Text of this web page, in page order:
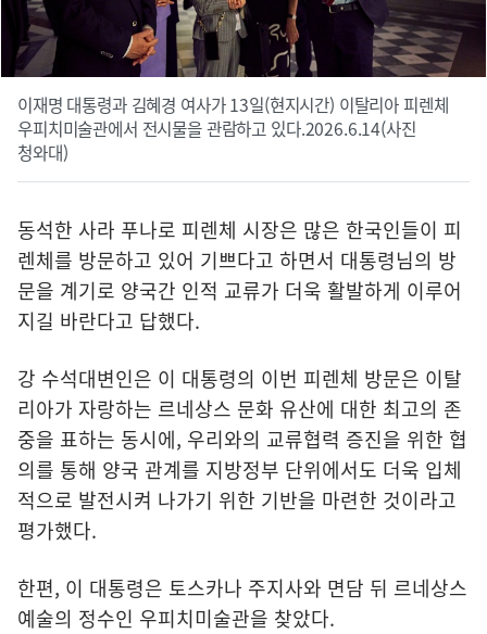
이재명 대통령과 김혜경 여사가 13일(현지시간) 이탈리아 피렌체
우피치미술관에서 전시물을 관람하고 있다.2026.6.14(사진
청와대)
동석한 사라 푸나로 피렌체 시장은 많은 한국인들이 피
렌체를 방문하고 있어 기쁘다고 하면서 대통령님의 방
문을 계기로 양국간 인적 교류가 더욱 활발하게 이루어
지길 바란다고 답했다.
강 수석대변인은 이 대통령의 이번 피렌체 방문은 이탈
리아가 자랑하는 르네상스 문화 유산에 대한 최고의 존
중을 표하는 동시에, 우리와의 교류협력 증진을 위한 협
의를 통해 양국 관계를 지방정부 단위에서도 더욱 입체
적으로 발전시켜 나가기 위한 기반을 마련한 것이라고
평가했다.
한편, 이 대통령은 토스카나 주지사와 면담 뒤 르네상스
예술의 정수인 우피치미술관을 찾았다.